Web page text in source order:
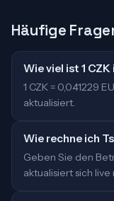
Häufige
Wie viel ist 1 CZK
1 CZK = 0,041229
aktualisiert.
Wie rechne ich
Geben Sie den
aktualisiert sich